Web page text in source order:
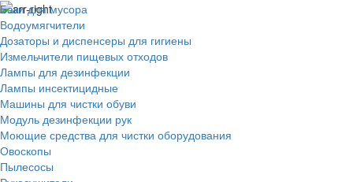
Баки для мусора
Водоумягчители
Дозаторы и диспенсеры для гигиены
Измельчители пищевых отходов
Лампы для дезинфекции
Лампы инсектицидные
Машины для чистки обуви
Модуль дезинфекции рук
Моющие средства для чистки оборудования
Овоскопы
Пылесосы